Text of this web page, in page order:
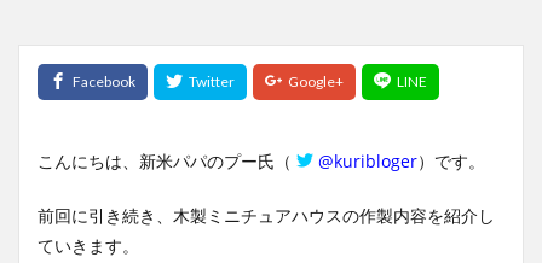
こんにちは、新米パパのプー氏（ @kuribloger）です。
前回に引き続き、木製ミニチュアハウスの作製内容を紹介し
ていきます。